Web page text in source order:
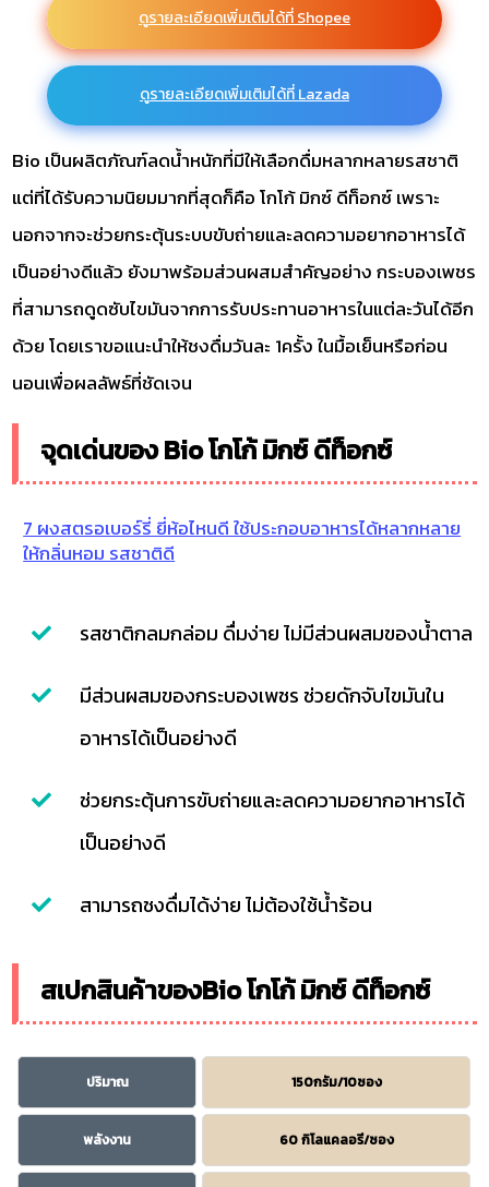
ดูรายละเอียดเพิ่มเติมได้ที่ Shopee
ดูรายละเอียดเพิ่มเติมได้ที่ Lazada
Bio เป็นผลิตภัณฑ์ลดน้ำหนักที่มีให้เลือกดื่มหลากหลายรสชาติ
แต่ที่ได้รับความนิยมมากที่สุดก็คือ โกโก้ มิกซ์ ดีท็อกซ์ เพราะ
นอกจากจะช่วยกระตุ้นระบบขับถ่ายและลดความอยากอาหารได้
เป็นอย่างดีแล้ว ยังมาพร้อมส่วนผสมสำคัญอย่าง กระบองเพชร
ที่สามารถดูดซับไขมันจากการรับประทานอาหารในแต่ละวันได้อีก
ด้วย โดยเราขอแนะนำให้ชงดื่มวันละ 1ครั้ง ในมื้อเย็นหรือก่อน
นอนเพื่อผลลัพธ์ที่ชัดเจน
จุดเด่นของ Bio โกโก้ มิกซ์ ดีท็อกซ์
7 ผงสตรอเบอร์รี่ ยี่ห้อไหนดี ใช้ประกอบอาหารได้หลากหลาย
ให้กลิ่นหอม รสชาติดี
รสชาติกลมกล่อม ดื่มง่าย ไม่มีส่วนผสมของน้ำตาล
มีส่วนผสมของกระบองเพชร ช่วยดักจับไขมันใน
อาหารได้เป็นอย่างดี
ช่วยกระตุ้นการขับถ่ายและลดความอยากอาหารได้
เป็นอย่างดี
สามารถชงดื่มได้ง่าย ไม่ต้องใช้น้ำร้อน
สเปกสินค้าของBio โกโก้ มิกซ์ ดีท็อกซ์
ปริมาณ 150กรัม/10ซอง
พลังงาน 60 กิโลแคลอรี/ซอง